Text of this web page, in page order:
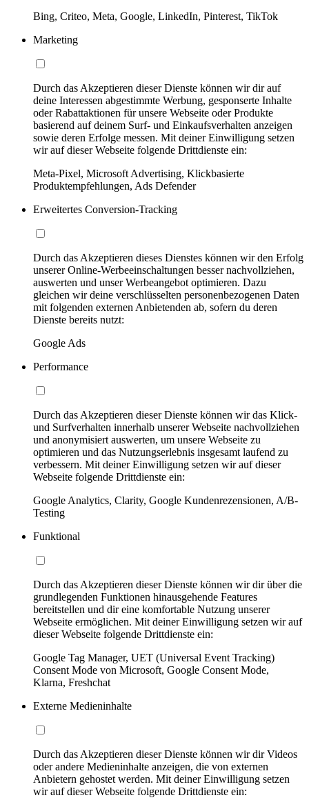
Bing, Criteo, Meta, Google, LinkedIn, Pinterest, TikTok
Marketing
Durch das Akzeptieren dieser Dienste können wir dir auf
deine Interessen abgestimmte Werbung, gesponserte Inhalte
oder Rabattaktionen für unsere Webseite oder Produkte
basierend auf deinem Surf- und Einkaufsverhalten anzeigen
sowie deren Erfolge messen. Mit deiner Einwilligung setzen
wir auf dieser Webseite folgende Drittdienste ein:
Meta-Pixel, Microsoft Advertising, Klickbasierte
Produktempfehlungen, Ads Defender
Erweitertes Conversion-Tracking
Durch das Akzeptieren dieses Dienstes können wir den Erfolg
unserer Online-Werbeeinschaltungen besser nachvollziehen,
auswerten und unser Werbeangebot optimieren. Dazu
gleichen wir deine verschlüsselten personenbezogenen Daten
mit folgenden externen Anbietenden ab, sofern du deren
Dienste bereits nutzt:
Google Ads
Performance
Durch das Akzeptieren dieser Dienste können wir das Klick-
und Surfverhalten innerhalb unserer Webseite nachvollziehen
und anonymisiert auswerten, um unsere Webseite zu
optimieren und das Nutzungserlebnis insgesamt laufend zu
verbessern. Mit deiner Einwilligung setzen wir auf dieser
Webseite folgende Drittdienste ein:
Google Analytics, Clarity, Google Kundenrezensionen, A/B-
Testing
Funktional
Durch das Akzeptieren dieser Dienste können wir dir über die
grundlegenden Funktionen hinausgehende Features
bereitstellen und dir eine komfortable Nutzung unserer
Webseite ermöglichen. Mit deiner Einwilligung setzen wir auf
dieser Webseite folgende Drittdienste ein:
Google Tag Manager, UET (Universal Event Tracking)
Consent Mode von Microsoft, Google Consent Mode,
Klarna, Freshchat
Externe Medieninhalte
Durch das Akzeptieren dieser Dienste können wir dir Videos
oder andere Medieninhalte anzeigen, die von externen
Anbietern gehostet werden. Mit deiner Einwilligung setzen
wir auf dieser Webseite folgende Drittdienste ein: